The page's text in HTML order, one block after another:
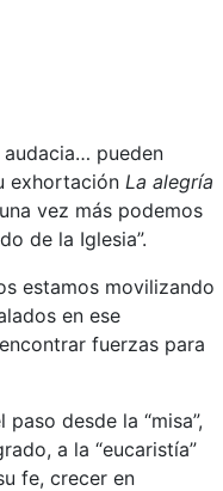
pueden
exhortación La alegría
vez más podemos
de la Iglesia”.
estamos movilizando
en ese
fuerzas para
desde la “misa”,
a la “eucaristía”
fe, crecer en